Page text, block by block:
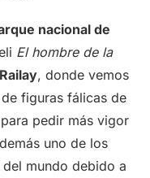
nacional de
El hombre de la
Railay, donde vemos
figuras fálicas de
pedir más vigor
uno de los
mundo debido a